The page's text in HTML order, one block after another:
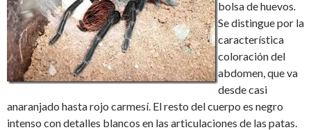
bolsa de huevos.
Se distingue por la
característica
coloración del
abdomen, que va
desde casi
anaranjado hasta rojo carmesí. El resto del cuerpo es negro
intenso con detalles blancos en las articulaciones de las patas.